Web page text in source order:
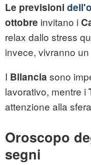
Le previsioni
ottobre invitano i
relax dallo stress
invece, vivranno
I Bilancia sono
lavorativo, mentre i
attenzione alla
Oroscopo
segni